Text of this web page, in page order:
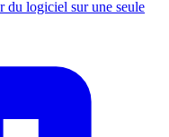
du logiciel sur une seule